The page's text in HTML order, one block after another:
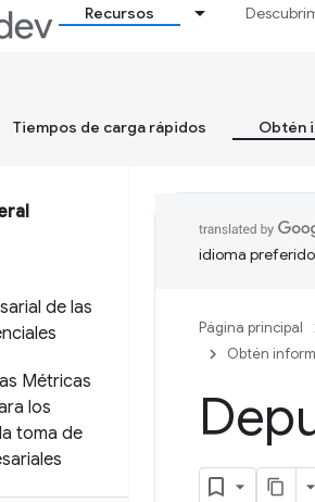
Recursos
Tiempos de carga rápidos Obtén
de las
Métricas
los
toma de
idioma
Página principal
Obtén